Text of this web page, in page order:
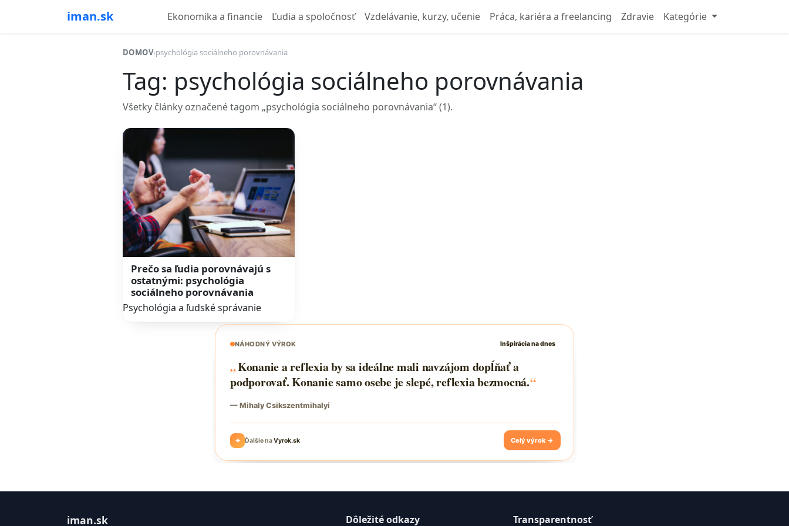
iman.sk Ekonomika a financie Ľudia a spoločnosť Vzdelávanie, kurzy, učenie Práca, kariéra a freelancing Zdravie Kategórie
DOMOV›psychológia sociálneho porovnávania
Tag: psychológia sociálneho porovnávania
Všetky články označené tagom „psychológia sociálneho porovnávania“ (1).
Prečo sa ľudia porovnávajú s
ostatnými: psychológia
sociálneho porovnávania
Psychológia a ľudské správanie
iman.sk Dôležité odkazy Transparentnosť